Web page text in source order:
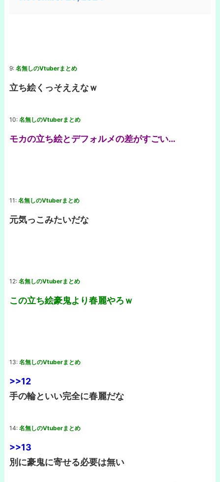
9: 名無しのVtuberまとめ
立ち絵くっそええなｗ
10: 名無しのVtuberまとめ
モカの立ち絵とデフォルメの差がすごい…
11: 名無しのVtuberまとめ
元気っこみたいだな
12: 名無しのVtuberまとめ
この立ち絵豪鬼より春麗やろｗ
13: 名無しのVtuberまとめ
>>12
手の輪といい完全に春麗だな
14: 名無しのVtuberまとめ
>>13
別に豪鬼に寄せる必要は無い